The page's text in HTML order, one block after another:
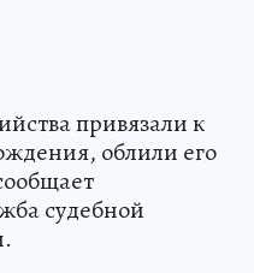
привязали к
облили его
судебной